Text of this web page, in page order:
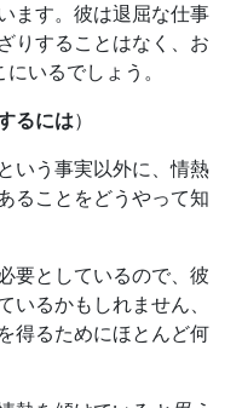
ます。彼は退屈な仕事
りすることはなく、お
いるでしょう。
るには）
いう事実以外に、情熱
ることをどうやって知
要としているので、彼
いるかもしれません、
得るためにほとんど何